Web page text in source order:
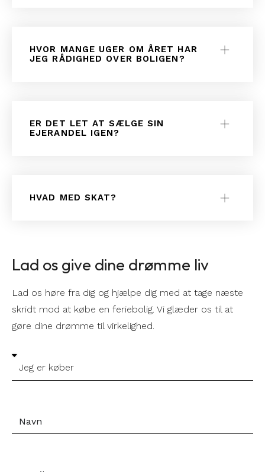
HVOR MANGE UGER OM ÅRET HAR
JEG RÅDIGHED OVER BOLIGEN?
ER DET LET AT SÆLGE SIN
EJERANDEL IGEN?
HVAD MED SKAT?
Lad os give dine drømme liv
Lad os høre fra dig og hjælpe dig med at tage næste
skridt mod at købe en feriebolig. Vi glæder os til at
gøre dine drømme til virkelighed.